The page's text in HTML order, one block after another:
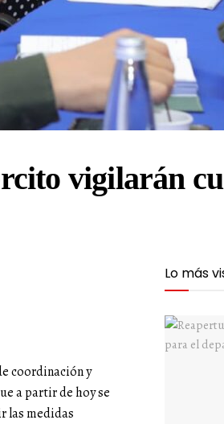
vigilarán
coordinación y
a partir de hoy se
las medidas
Lo más